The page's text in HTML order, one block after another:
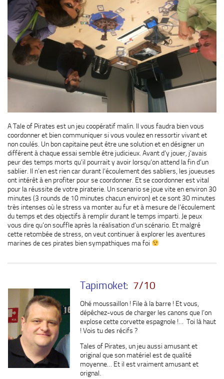
A Tale of Pirates est un jeu coopératif malin. Il vous faudra bien vous
coordonner et bien communiquer si vous voulez en ressortir vivant et
non coulés. Un bon capitaine peut être une solution et en désigner un
différent à chaque essai semble être judicieux. Avant d’y jouer, j’avais
peur des temps morts qu’il pourrait y avoir lorsqu’on attend la fin d’un
sablier. Il n’en est rien car durant l’écoulement des sabliers, les joueuses
ont intérêt à en profiter pour se coordonner. Et se coordonner est vital
pour la réussite de votre piraterie. Un scenario se joue vite en environ 30
minutes (3 rounds de 10 minutes chacun environ) et ce sont 30 minutes
très intenses où le stress va monter au fur et à mesure de l’écoulement
du temps et des objectifs à remplir durant le temps imparti. Je peux
vous dire qu’on souffle après la réalisation d’un scénario. Et malgré
cette retombée de stress, on veut continuer à explorer les aventures
marines de ces pirates bien sympathiques ma foi
Tapimoket: 7/10
Ohé moussaillon ! File à la barre ! Et vous,
dépêchez-vous de charger les canons que l’on
explose cette corvette espagnole !… Toi là haut
! Vois tu des récifs ?
Tales of Pirates, un jeu aussi amusant et
original que son matériel est de qualité
moyenne… Et il est vraiment amusant et
orignal.